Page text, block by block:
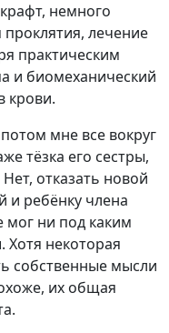
немного
лечение
практическим
и биомеханический
крови.
мне все вокруг
тёзка его сестры,
отказать новой
и ребёнку члена
мог ни под каким
Хотя некоторая
собственные мысли
их общая